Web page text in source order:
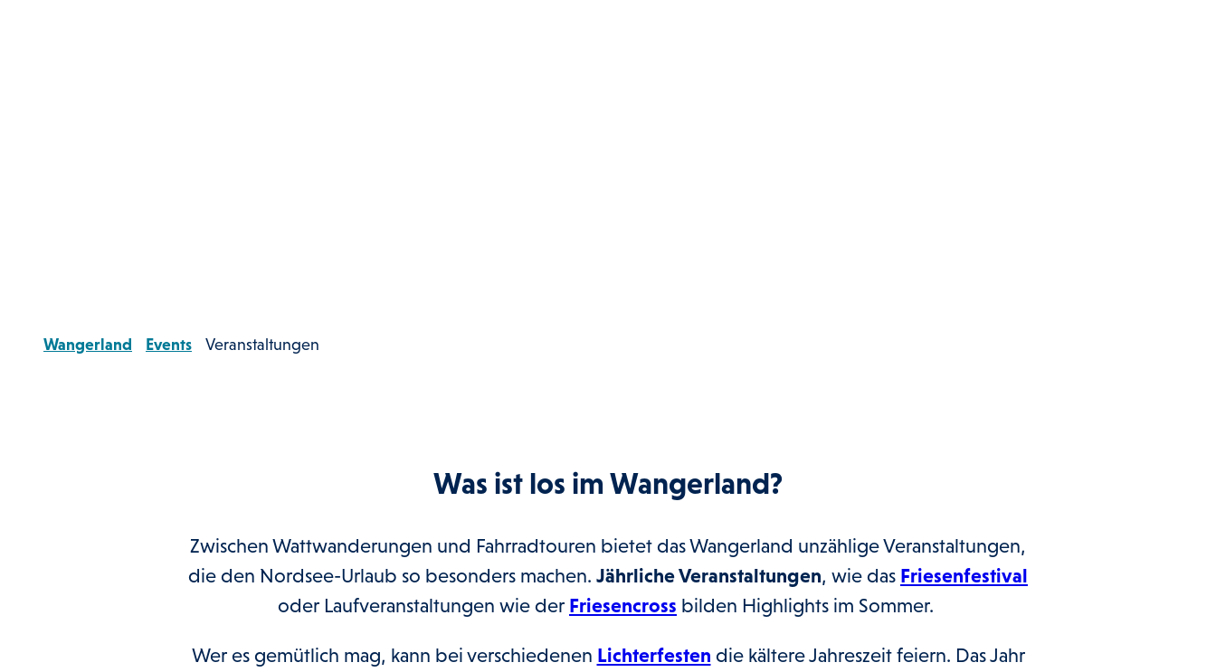
Wangerland Events Veranstaltungen
Was ist los im Wangerland?
Zwischen Wattwanderungen und Fahrradtouren bietet das Wangerland unzählige Veranstaltungen,
die den Nordsee-Urlaub so besonders machen. Jährliche Veranstaltungen, wie das Friesenfestival
oder Laufveranstaltungen wie der Friesencross bilden Highlights im Sommer.
Wer es gemütlich mag, kann bei verschiedenen Lichterfesten die kältere Jahreszeit feiern. Das Jahr